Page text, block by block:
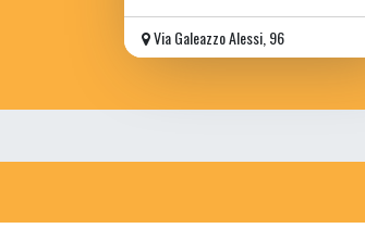
Via Galeazzo Alessi, 96